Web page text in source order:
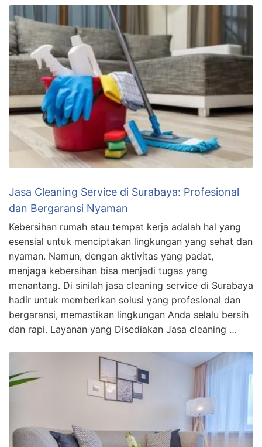
Jasa Cleaning Service di Surabaya: Profesional
dan Bergaransi Nyaman
Kebersihan rumah atau tempat kerja adalah hal yang
esensial untuk menciptakan lingkungan yang sehat dan
nyaman. Namun, dengan aktivitas yang padat,
menjaga kebersihan bisa menjadi tugas yang
menantang. Di sinilah jasa cleaning service di Surabaya
hadir untuk memberikan solusi yang profesional dan
bergaransi, memastikan lingkungan Anda selalu bersih
dan rapi. Layanan yang Disediakan Jasa cleaning …